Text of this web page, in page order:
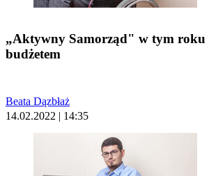
„Aktywny Samorząd" w tym roku
budżetem
Beata Dązbłaż
14.02.2022 | 14:35